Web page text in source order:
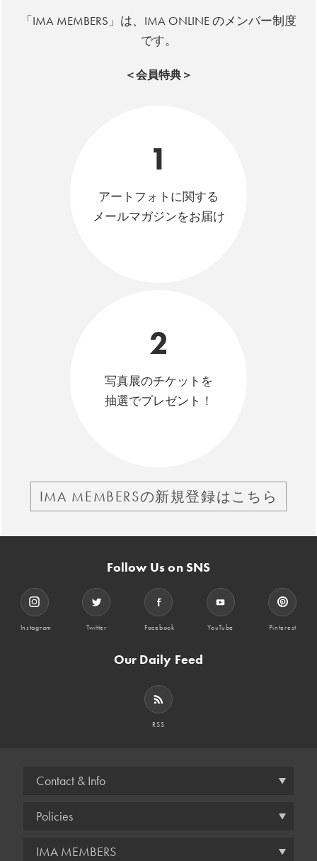
「IMA MEMBERS」は、IMA ONLINE のメンバー制度
です。
＜会員特典＞
1
アートフォトに関する
メールマガジンをお届け
2
写真展のチケットを
抽選でプレゼント！
IMA MEMBERSの新規登録はこちら
Follow Us on SNS
Instagram Twitter Facebook YouTube Pinterest
Our Daily Feed
RSS
Contact & Info
Policies
IMA MEMBERS